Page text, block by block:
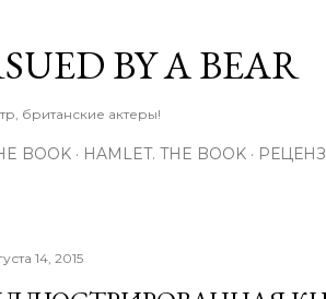
BY A BEAR
британские актеры!
BOOK HAMLET. THE BOOK
14, 2015